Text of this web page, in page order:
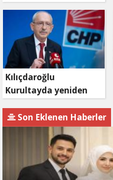
bekleyin
Kılıçdaroğlu
Kurultayda yeniden
Son Eklenen Haberler